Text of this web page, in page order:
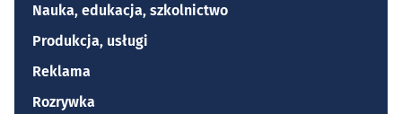
Nauka, edukacja, szkolnictwo
Produkcja, usługi
Reklama
Rozrywka